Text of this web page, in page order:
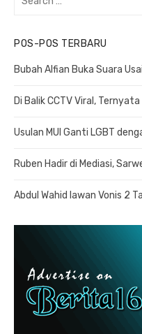
POS-POS TERBARU
Bubah Alfian Buka Suara
Di Balik CCTV Viral,
Usulan MUI Ganti LGBT
Ruben Hadir di Mediasi,
Abdul Wahid lawan Vonis 2